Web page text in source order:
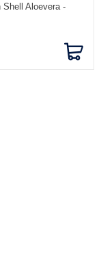
Aloevera -